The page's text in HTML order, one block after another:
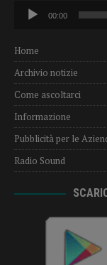
Audio
Player
00:00
Home
Archivio notizie
Come ascoltarci
Informazione
Pubblicità per le
Radio Sound